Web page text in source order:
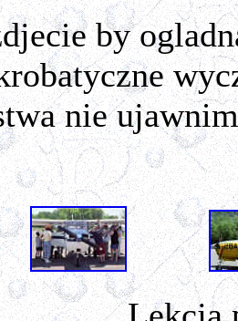
by
nie